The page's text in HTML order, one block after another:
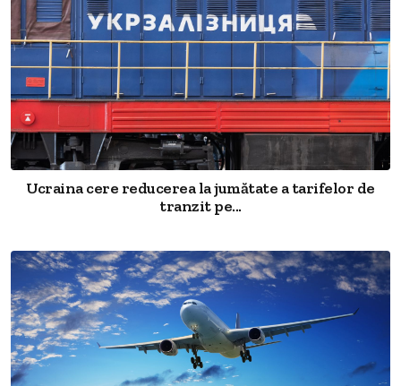
Ucraina cere reducerea la jumătate a tarifelor de
tranzit pe...